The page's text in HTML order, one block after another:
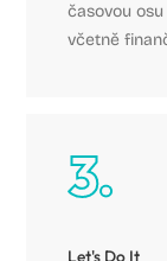
časovou
včetně
Let's Do It